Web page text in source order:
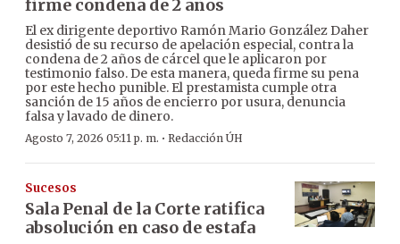
firme condena de 2 años
El ex dirigente deportivo Ramón Mario González Daher
desistió de su recurso de apelación especial, contra la
condena de 2 años de cárcel que le aplicaron por
testimonio falso. De esta manera, queda firme su pena
por este hecho punible. El prestamista cumple otra
sanción de 15 años de encierro por usura, denuncia
falsa y lavado de dinero.
Agosto 7, 2026 05:11 p. m. · Redacción ÚH
Sucesos
Sala Penal de la Corte ratifica
absolución en caso de estafa